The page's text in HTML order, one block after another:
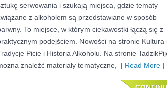
serwowania i szukają miejsca, gdzie tematy
z alkoholem są przedstawiane w sposób
To miejsce, w którym ciekawostki łączą się z
podejściem. Nowości na stronie Kultura
Picie i Historia Alkoholu. Na stronie
znaleźć materiały tematyczne,
[ Read More ]